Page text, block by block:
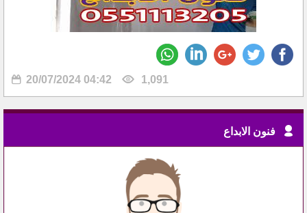
20/07/2024 04:42 1,091
فنون الابداع